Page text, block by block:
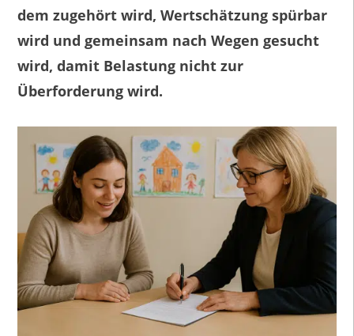
dem zugehört wird, Wertschätzung spürbar
wird und gemeinsam nach Wegen gesucht
wird, damit Belastung nicht zur
Überforderung wird.